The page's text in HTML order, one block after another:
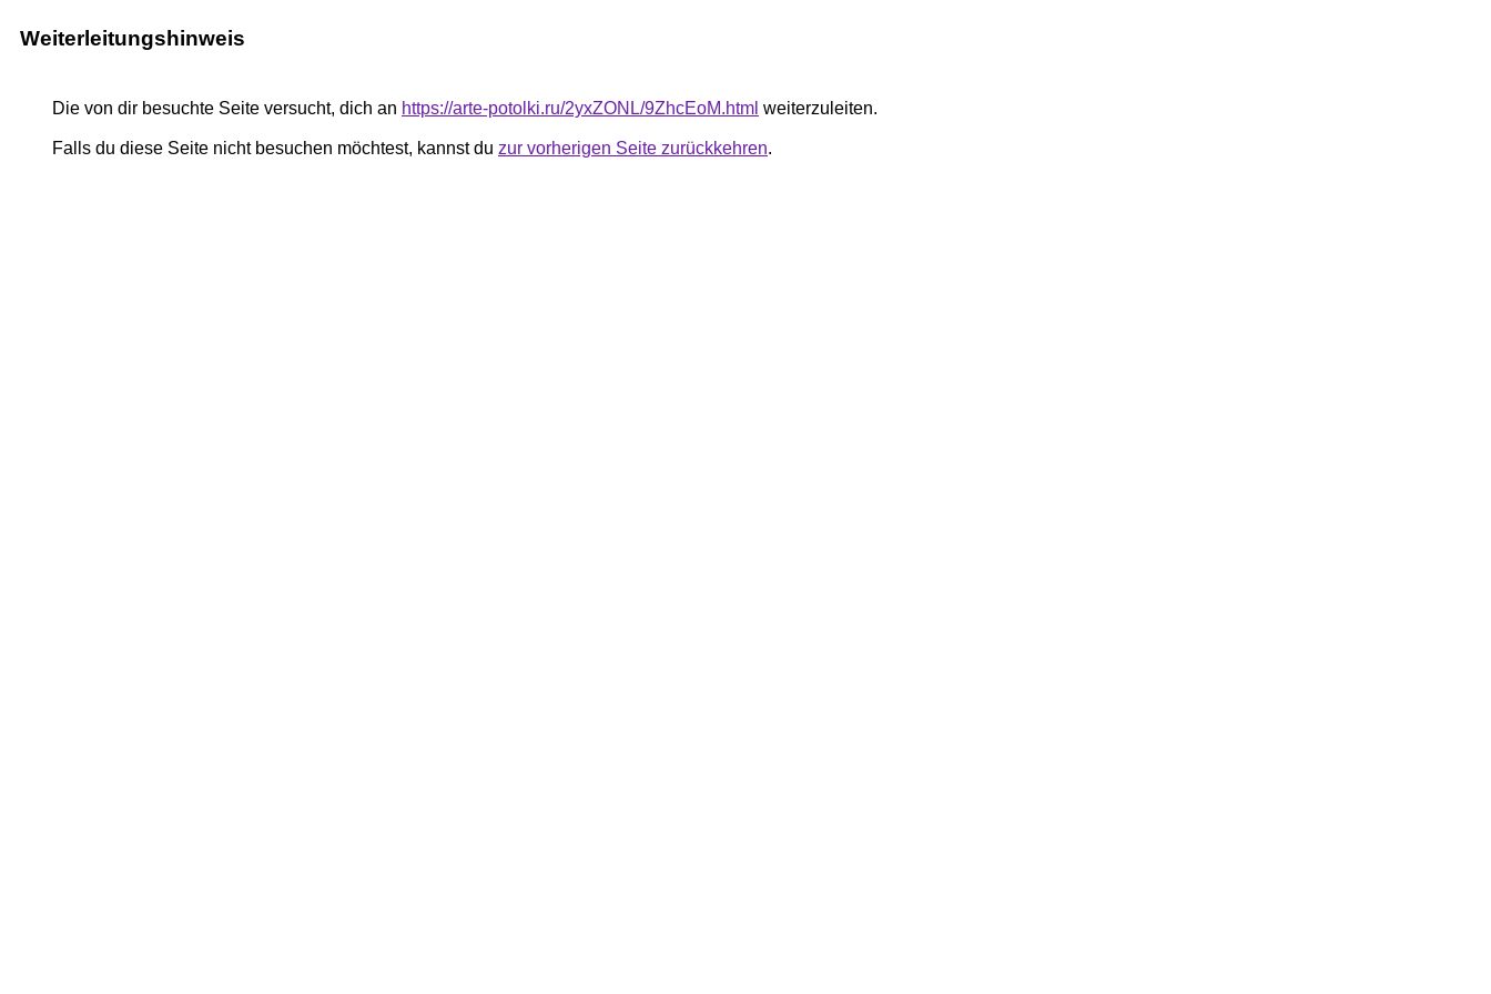
Weiterleitungshinweis
Die von dir besuchte Seite versucht, dich an https://arte-potolki.ru/2yxZONL/9ZhcEoM.html weiterzuleiten.
Falls du diese Seite nicht besuchen möchtest, kannst du zur vorherigen Seite zurückkehren.